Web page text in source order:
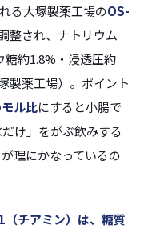
る大塚製薬工場のOS-
整され、ナトリウム
約1.8%・浸透圧約
製薬工場）。ポイント
ル比にすると小腸で
け」をがぶ飲みする
理にかなっているの
チアミン） は、糖質